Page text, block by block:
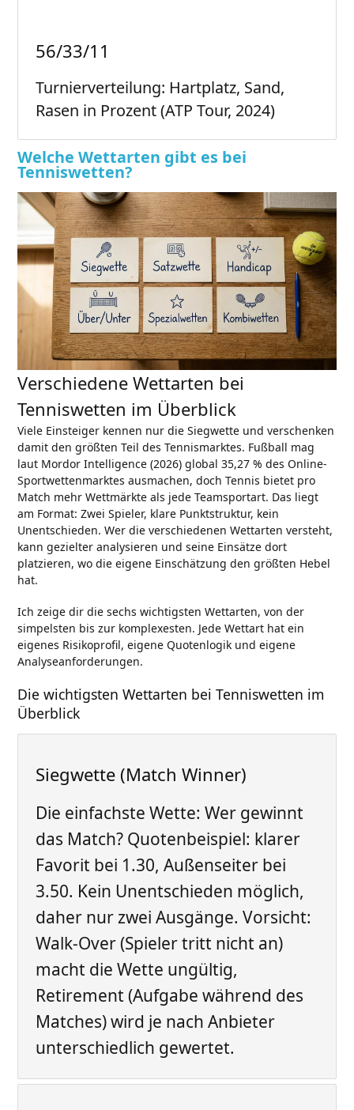
56/33/11
Turnierverteilung: Hartplatz, Sand,
Rasen in Prozent (ATP Tour, 2024)
Welche Wettarten gibt es bei
Tenniswetten?
Verschiedene Wettarten bei
Tenniswetten im Überblick
Viele Einsteiger kennen nur die Siegwette und verschenken
damit den größten Teil des Tennismarktes. Fußball mag
laut Mordor Intelligence (2026) global 35,27 % des Online-
Sportwettenmarktes ausmachen, doch Tennis bietet pro
Match mehr Wettmärkte als jede Teamsportart. Das liegt
am Format: Zwei Spieler, klare Punktstruktur, kein
Unentschieden. Wer die verschiedenen Wettarten versteht,
kann gezielter analysieren und seine Einsätze dort
platzieren, wo die eigene Einschätzung den größten Hebel
hat.
Ich zeige dir die sechs wichtigsten Wettarten, von der
simpelsten bis zur komplexesten. Jede Wettart hat ein
eigenes Risikoprofil, eigene Quotenlogik und eigene
Analyseanforderungen.
Die wichtigsten Wettarten bei Tenniswetten im
Überblick
Siegwette (Match Winner)
Die einfachste Wette: Wer gewinnt
das Match? Quotenbeispiel: klarer
Favorit bei 1.30, Außenseiter bei
3.50. Kein Unentschieden möglich,
daher nur zwei Ausgänge. Vorsicht:
Walk-Over (Spieler tritt nicht an)
macht die Wette ungültig,
Retirement (Aufgabe während des
Matches) wird je nach Anbieter
unterschiedlich gewertet.